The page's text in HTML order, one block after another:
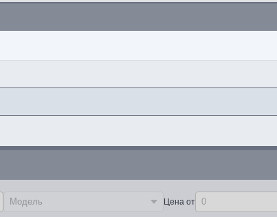
Цена от